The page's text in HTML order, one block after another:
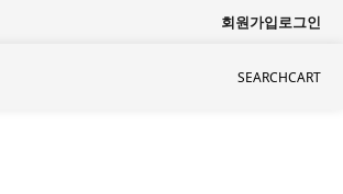
회원가입로그인
SEARCHCART